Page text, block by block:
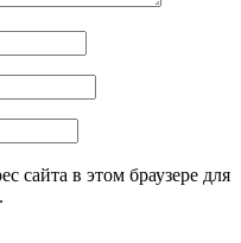
сайта в этом браузере для